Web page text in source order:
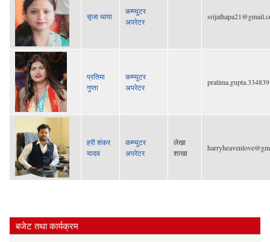
सृजा थापा
कम्प्युटर
अपरेटर
प्रतिमा
गुप्ता
कम्प्युटर
अपरेटर
हरी शंकर
यादव
कम्प्युटर
अपरेटर
लेखा
शाखा
बजेट तथा कार्यक्रम